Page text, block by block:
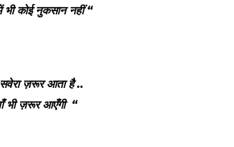
कोई नुकसान नहीं “
ज़रूर आता है ..
भी ज़रूर आएँगी “